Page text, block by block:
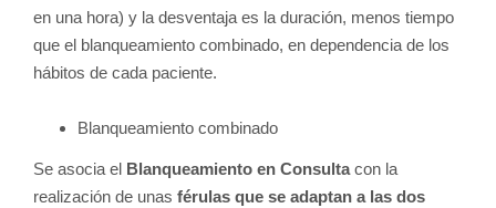
en una hora) y la desventaja es la duración, menos tiempo
que el blanqueamiento combinado, en dependencia de los
hábitos de cada paciente.
Blanqueamiento combinado
Se asocia el Blanqueamiento en Consultacon la
realización de unas férulas que se adaptan a las dos